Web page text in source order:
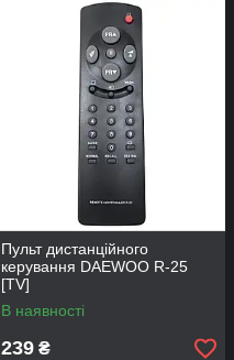
Пульт дистанційного
керування DAEWOO R-25
[TV]
В наявності
239 ₴